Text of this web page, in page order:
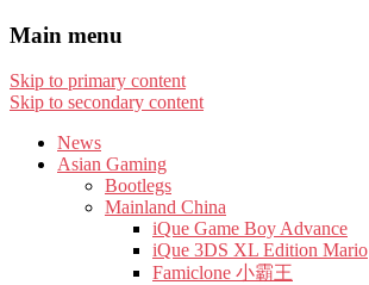
Main menu
Skip to primary content
Skip to secondary content
News
Asian Gaming
Bootlegs
Mainland China
iQue Game Boy Advance
iQue 3DS XL Edition Mario
Famiclone 小霸王